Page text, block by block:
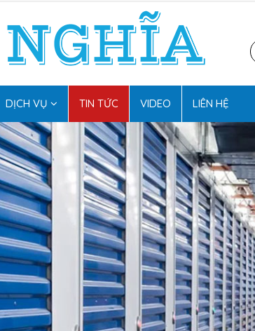
DỊCH VỤ TIN TỨC VIDEO LIÊN HỆ